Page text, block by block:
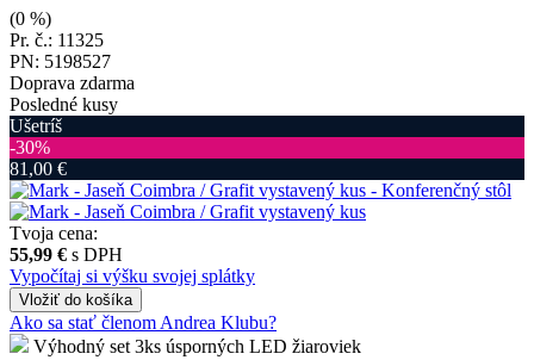
(0 %)
Pr. č.: 11325
PN: 5198527
Doprava zdarma
Posledné kusy
Ušetríš
‐30%
81,00 €
Tvoja cena:
55,99 € s DPH
Vypočítaj si výšku svojej splátky
Vložiť do košíka
Ako sa stať členom Andrea Klubu?
Výhodný set 3ks úsporných LED žiaroviek